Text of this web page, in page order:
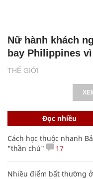
THẾ GIỚI
Nữ hành khách
bay Philippines
Đọc nhiều
Cách học thuộc nhanh
"thần chú"
17
Nhiều điểm bất thường